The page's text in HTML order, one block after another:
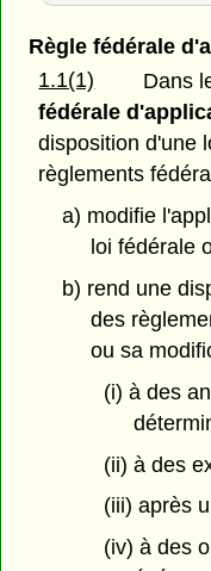
Règle fédérale
1.1(1)
Dans
fédérale
disposition d'une
règlements
a) modifie
loi fédérale
b) rend une
des
ou sa
(i) à des
(ii) à des
(iii) après
(iv) à des